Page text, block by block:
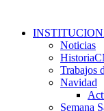
Noticias
Trabajos
Navidad
Semana